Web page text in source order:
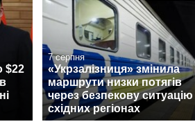
$22
7 серпня
«Укрзалізниця» змінила
маршрути низки потягів
через безпекову ситуацію
східних регіонах